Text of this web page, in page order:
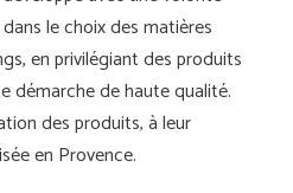
le choix des matières
en privilégiant des produits
démarche de haute qualité.
des produits, à leur
en Provence.